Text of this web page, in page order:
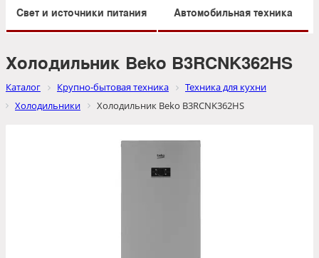
Свет и источники питания Автомобильная техника
Холодильник Beko B3RCNK362HS
Каталог Крупно-бытовая техника
Техника для кухни
Холодильники
Холодильник Beko B3RCNK362HS